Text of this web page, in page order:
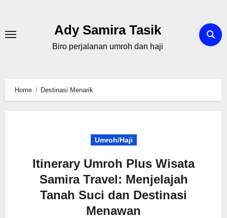
content
Ady Samira Tasik
Biro perjalanan umroh dan haji
Home Destinasi Menarik
Umroh/Haji
Itinerary Umroh Plus Wisata
Samira Travel: Menjelajah
Tanah Suci dan Destinasi
Menawan